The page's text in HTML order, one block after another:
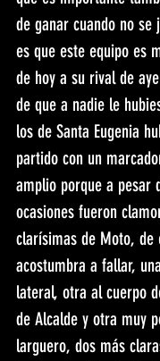
de ganar cuando no se
es que este equipo es
de hoy a su rival de
de que a nadie le
los de Santa Eugenia
partido con un
amplio porque a pesar
ocasiones fueron
clarísimas de Moto, de
acostumbra a fallar,
lateral, otra al cuerpo
de Alcalde y otra muy
larguero, dos más